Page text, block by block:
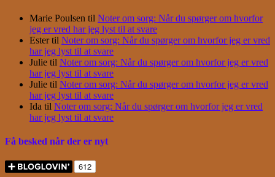
Marie Poulsen til Noter om sorg: Når du spørger om hvorfor
jeg er vred har jeg lyst til at svare
Estertil Noter om sorg: Når du spørger om hvorfor jeg er vred
har jeg lyst til at svare
Julie til Noter om sorg: Når du spørger om hvorfor jeg er vred
har jeg lyst til at svare
Julie til Noter om sorg: Når du spørger om hvorfor jeg er vred
har jeg lyst til at svare
Ida til Noter om sorg: Når du spørger om hvorfor jeg er vred
har jeg lyst til at svare
Få besked når der er nyt